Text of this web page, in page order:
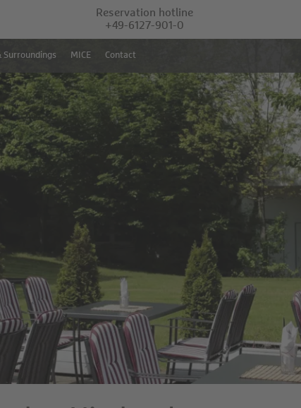
Reservation hotline
+49-6127-901-0
Surroundings MICE Contact